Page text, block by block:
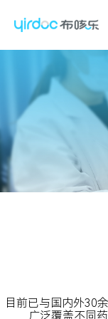
目前已与国内外30
广泛覆盖不同